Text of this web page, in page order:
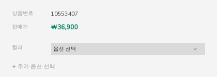
상품번호 10553407
판매가 ￦36,900
컬러
+ 추가 옵션 선택